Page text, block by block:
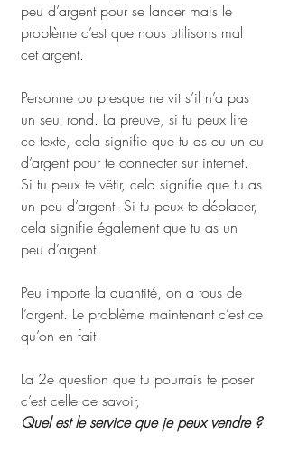
peu d’argent pour se lancer mais le
problème c’est que nous utilisons mal
cet argent.
Personne ou presque ne vit s’il n’a pas
un seul rond. La preuve, si tu peux lire
ce texte, cela signifie que tu as eu un eu
d’argent pour te connecter sur internet.
Si tu peux te vêtir, cela signifie que tu as
un peu d’argent. Si tu peux te déplacer,
cela signifie également que tu as un
peu d’argent.
Peu importe la quantité, on a tous de
l’argent. Le problème maintenant c’est ce
qu’on en fait.
La 2e question que tu pourrais te poser
c’est celle de savoir,
Quel est le service que je peux vendre ?